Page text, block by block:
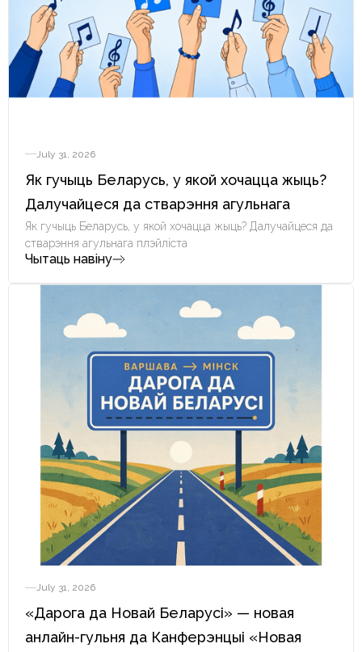
July 31, 2026
Як гучыць Беларусь, у якой хочацца жыць?
Далучайцеся да стварэння агульнага
плэйліста
Як гучыць Беларусь, у якой хочацца жыць? Далучайцеся да
стварэння агульнага плэйліста
Чытаць навіну
July 31, 2026
«Дарога да Новай Беларусі» — новая
анлайн-гульня да Канферэнцыі «Новая